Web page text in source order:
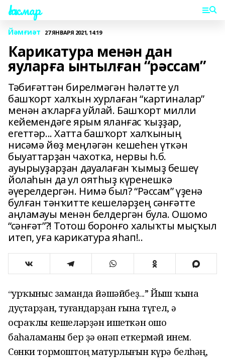
Һаҡмар
Йәмғиәт 27 ЯНВАРЯ 2021, 14:19
Карикатура менән дан
яуларға ынтылған “рәссам”
Тәбиғәттән бирелмәгән һәләтте ул
башҡорт халҡын хурлаған “картиналар”
менән аҡларға уйлай. Башҡорт милли
кейемендәге ярым яланғас ҡыҙҙар,
егеттәр... Хатта башҡорт халҡының
нисәмә йөҙ меңләгән кешеһен үткән
быуаттарҙан чахотка, нервы һ.б.
ауырыуҙарҙан дауалаған ҡымыҙ бешеү
йолаһын да ул оятһыҙ күренешкә
әүерелдергән. Нимә был? “Рәссам” үҙенә
булған тәнҡитте кешеләрҙең сәнғәтте
аңламауы менән белдергән була. Ошомо
“сәнғәт”?! Тотош боронғо халыҡты мыҫҡыл
итеп, уға карикатура яһап!..
“Ҡурҡыныс заманда йәшәйбеҙ...” Йыш ҡына
дуҫтарҙан, туғандарҙан ғына түгел, ә
осраҡлы кешеләрҙән ишеткән ошо
баһаламаны бер ҙә өнәп еткермәй инем.
Сөнки тормоштоң матурлығын күрә белһәң,